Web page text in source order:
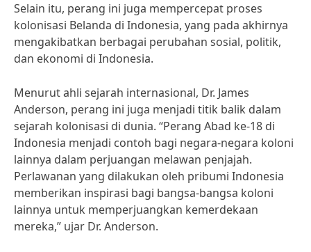
Selain itu, perang ini juga mempercepat proses
kolonisasi Belanda di Indonesia, yang pada akhirnya
mengakibatkan berbagai perubahan sosial, politik,
dan ekonomi di Indonesia.
Menurut ahli sejarah internasional, Dr. James
Anderson, perang ini juga menjadi titik balik dalam
sejarah kolonisasi di dunia. “Perang Abad ke-18 di
Indonesia menjadi contoh bagi negara-negara koloni
lainnya dalam perjuangan melawan penjajah.
Perlawanan yang dilakukan oleh pribumi Indonesia
memberikan inspirasi bagi bangsa-bangsa koloni
lainnya untuk memperjuangkan kemerdekaan
mereka,” ujar Dr. Anderson.